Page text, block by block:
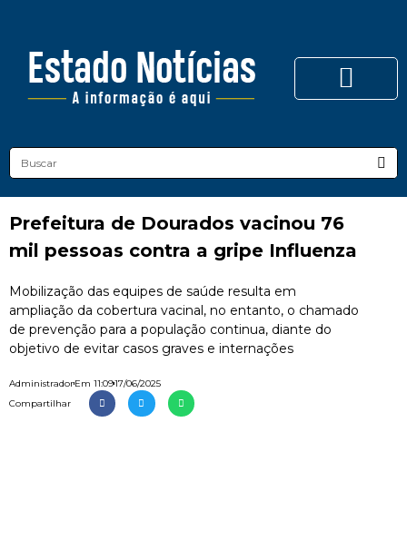
Prefeitura de Dourados vacinou 76
mil pessoas contra a gripe Influenza
Mobilização das equipes de saúde resulta em
ampliação da cobertura vacinal, no entanto, o chamado
de prevenção para a população continua, diante do
objetivo de evitar casos graves e internações
AdministradorEm 11:0917/06/2025
Compartilhar